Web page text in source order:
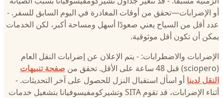
أو الإضرابات—تحقق من أوقات المغادرة في اليوم السابق للسفر. -
عدد أقل من السياح يعني صعودًا أسهل ومساحة أكبر، لكن الخدمات
يمكن أن تكون أقل موثوقية.
الإضرابات والاضطرابات: - يتم الإعلان عن إضرابات النقل العام
(sciopero) قبل 48 ساعة على الأقل. تحقق من
صفحة تنبيهات
النقل لدينا أو اسأل استقبال النزل للحصول على آخر التحديثات. -
أثناء الإضرابات، قد تقوم SITA وتشيركومفيسوفيانا بتشغيل خدمات